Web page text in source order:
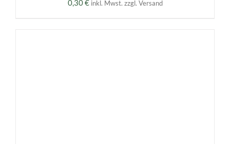
0,30€ inkl. Mwst. zzgl. Versand